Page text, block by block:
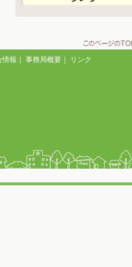
情報｜ 事務局概要｜ リンク